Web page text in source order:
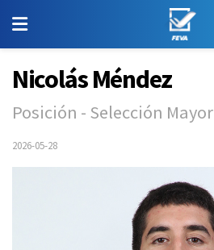
Nicolás Méndez
Posición - Selección Mayor
2026-05-28